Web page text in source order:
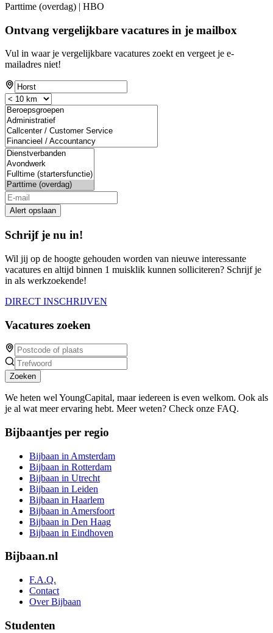
Parttime (overdag) | HBO
Ontvang vergelijkbare vacatures in je mailbox
Vul in waar je vergelijkbare vacatures zoekt en vergeet je e-
mailadres niet!
Alert opslaan
Schrijf je nu in!
Wil jij op de hoogte gehouden worden van nieuwe interessante
vacatures en altijd binnen 1 muisklik kunnen solliciteren? Schrijf je
in als werkzoekende!
DIRECT INSCHRIJVEN
Vacatures zoeken
Zoeken
We heten wel YoungCapital, maar iedereen is even welkom. Ook als
je al wat meer ervaring hebt. Meer weten? Check onze FAQ.
Bijbaantjes per regio
Bijbaan in Amsterdam
Bijbaan in Rotterdam
Bijbaan in Utrecht
Bijbaan in Leiden
Bijbaan in Haarlem
Bijbaan in Amersfoort
Bijbaan in Den Haag
Bijbaan in Eindhoven
Bijbaan.nl
F.A.Q.
Contact
Over Bijbaan
Studenten